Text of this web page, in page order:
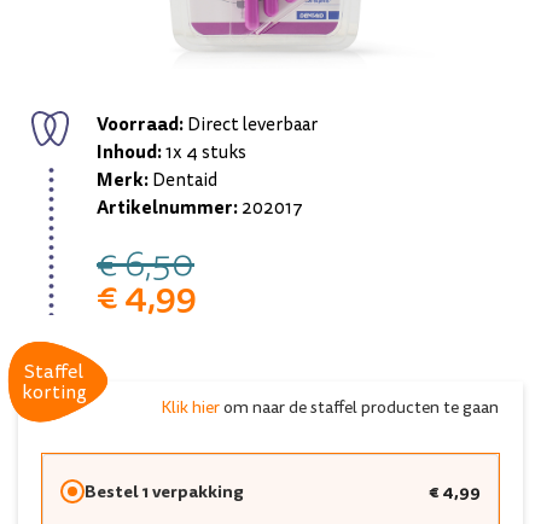
Voorraad:Direct leverbaar
Inhoud:1x 4 stuks
Merk:Dentaid
Artikelnummer:202017
€ 6,50
€ 4,99
Staffel
korting
Klik hierom naar de staffel producten te gaan
Staffel
korting
Bestel 1 verpakking € 4,99